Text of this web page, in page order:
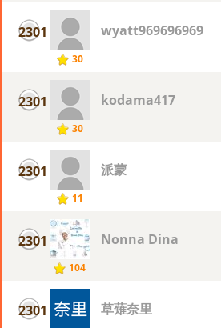
2301
30
wyatt969696969
2301
30
kodama417
2301
11
派蒙
2301
104
Nonna Dina
2301 草薙奈里